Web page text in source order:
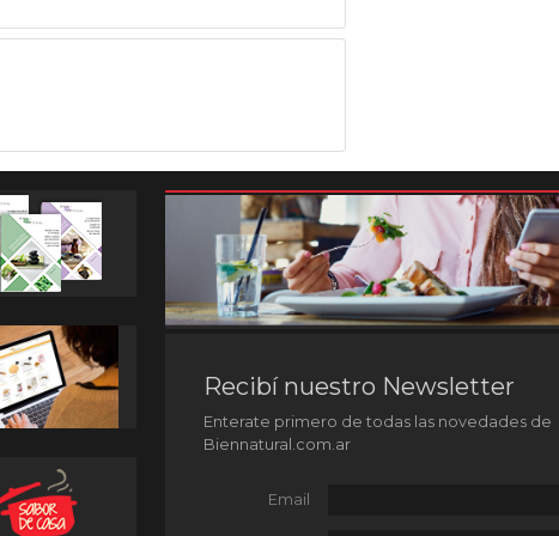
Recibí nuestro Newsletter
Enterate primero de todas las novedades de
Biennatural.com.ar
Email